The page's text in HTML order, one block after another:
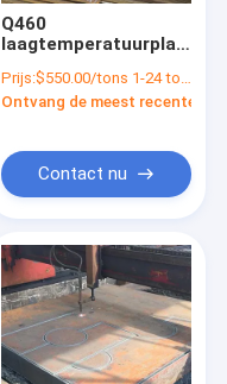
Q460
laagtemperatuurplaat
ASTM A37 voor
containerplaat
Prijs:$550.00/tons 1-24 tons
Ontvang de meest recente
Contact nu